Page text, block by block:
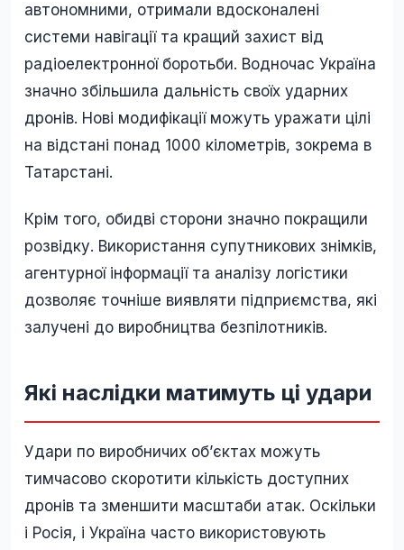
автономними, отримали вдосконалені
системи навігації та кращий захист від
радіоелектронної боротьби. Водночас Україна
значно збільшила дальність своїх ударних
дронів. Нові модифікації можуть уражати цілі
на відстані понад 1000 кілометрів, зокрема в
Татарстані.
Крім того, обидві сторони значно покращили
розвідку. Використання супутникових знімків,
агентурної інформації та аналізу логістики
дозволяє точніше виявляти підприємства, які
залучені до виробництва безпілотників.
Які наслідки матимуть ці удари
Удари по виробничих об’єктах можуть
тимчасово скоротити кількість доступних
дронів та зменшити масштаби атак. Оскільки
і Росія, і Україна часто використовують